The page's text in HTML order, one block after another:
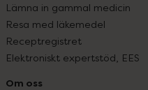
Lämna in gammal medicin
Resa med läkemedel
Receptregistret
Elektroniskt expertstöd, EES
Om oss